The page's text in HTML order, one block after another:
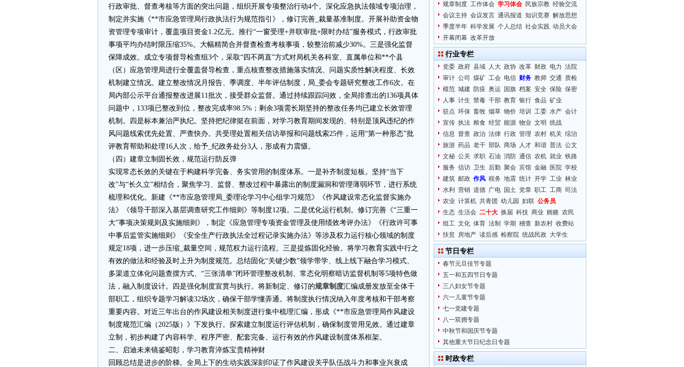
行政审批、督查考核等方面的突出问题，组织开展专项整治行动4个。深化应急执法领域专项治理，
制定并实施《**市应急管理局行政执法行为规范指引》，修订完善_裁量基准制度。开展补助资金物
资管理专项审计，覆盖项目资金1.2亿元。推行“一窗受理+并联审批+限时办结”服务模式，行政审批
事项平均办结时限压缩35%。大幅精简合并督查检查考核事项，较整治前减少30%。三是强化监督
保障成效。成立专项督导检查组3个，采取“四不两直”方式对局机关各科室、直属单位和**个县
（区）应急管理局进行全覆盖督导检查，重点核查整改措施落实情况、问题实质性解决程度、长效
机制建立情况。建立整改情况月报告、季调度、半年评估制度，局_委会专题研究整改工作6次。在
局内部公示平台通报整改进展11批次，接受群众监督。通过持续跟踪问效，全局排查出的136项具体
问题中，133项已整改到位，整改完成率98.5%；剩余3项需长期坚持的整改任务均已建立长效管理
机制。四是标本兼治严执纪。坚持把纪律挺在前面，对学习教育期间发现的、特别是顶风违纪的作
风问题线索优先处置、严查快办。共受理处置相关信访举报和问题线索25件，运用“第一种形态”批
评教育帮助和处理16人次，给予_纪政务处分3人，形成有力震慑。
（四）建章立制固长效，规范运行防反弹
实现常态长效的关键在于构建科学完备、务实管用的制度体系。一是补齐制度短板。坚持“当下
改”与“长久立”相结合，聚焦学习、监督、整改过程中暴露出的制度漏洞和管理薄弱环节，进行系统
梳理和优化。新建《**市应急管理局_委理论学习中心组学习规范》《作风建设常态化监督实施办
法》《领导干部深入基层调查研究工作细则》等制度12项。二是优化运行机制。修订完善《“三重一
大”事项决策规则及实施细则》，制定《应急管理专项资金管理及使用绩效考评办法》《行政许可事
中事后监管实施细则》《安全生产行政执法全过程记录实施办法》等涉及权力运行核心领域的制度
规定18项，进一步压缩_裁量空间，规范权力运行流程。三是提炼固化经验。将学习教育实践中行之
有效的做法和经验及时上升为制度规范。总结固化“关键少数”领学带学、线上线下融合学习模式、
多渠道立体化问题查摆方式、“三张清单”闭环管理整改机制、常态化明察暗访监督机制等5项特色做
法，融入制度设计。四是强化制度宣贯与执行。将新制定、修订的规章制度汇编成册发放至全体干
部职工，组织专题学习解读32场次，确保干部学懂弄通。将制度执行情况纳入年度考核和干部考察
重要内容。对近三年出台的作风建设相关制度进行集中梳理汇编，形成《**市应急管理局作风建设
制度规范汇编（2025版）》下发执行。探索建立制度运行评估机制，确保制度管用见效。通过建章
立制，初步构建了内容科学、程序严密、配套完备、运行有效的作风建设制度体系框架。
二、启迪未来镜鉴昭彰，学习教育淬炼宝贵精神财
回顾总结是进步的阶梯。全局上下的生动实践深刻印证了作风建设关乎队伍战斗力和事业兴衰成
规章制度 工作体会 学习体会 民族宗教 经验交流
会议主持 会议发言 通讯报道 知识竞赛 解放思想
季度半年 科学发展 个人总结 社会实践 动员大会
开幕闭幕 改革开放
行业专栏
党委 政府 县域 人大 政协 改革 财政 电力 法院
审计 公司 煤矿 工会 电信 财务 教师 交通 质检
模范 城建 防疫 奥运 国旗 档案 安全 保险 保密
人事 计生 禁毒 干部 教育 银行 食品 矿业
驻点 环保 畜牧 烟草 物价 培训 工委 水产 会计
宣传 执法 粮食 经贸 能源 物业 文明 统战
信息 督查 政治 法律 行政 管理 农村 机关 综治
旅游 药品 老干 部队 商场 人才 和谐 普法 公文
文秘 公关 求职 石油 消防 通信 农机 就业 铁路
服务 信访 卫生 后勤 聚会 宾馆 金融 医院 学校
建筑 邮政 作风 税务 地震 统计 开学 工业 林业
水利
营销 道德 广电 国土 党章 职工 工商 司法
农业 计算机 共青团 幼儿园 妇联 公务员
生态 生活会 二十大 换届 科技 商业 贿赂 农民
组工 文化 体育 法制 学期 稽查 新农村 收费站
扶贫 房地产 读后感 检察院 统战民政 大学生
节日专栏
春节元旦佳节专题
五一和五四节日专题
三八妇女节专题
六一儿童节专题
七一党建专题
八一双拥专题
中秋节和国庆节专题
其他重大节日纪念日专题
时政专栏